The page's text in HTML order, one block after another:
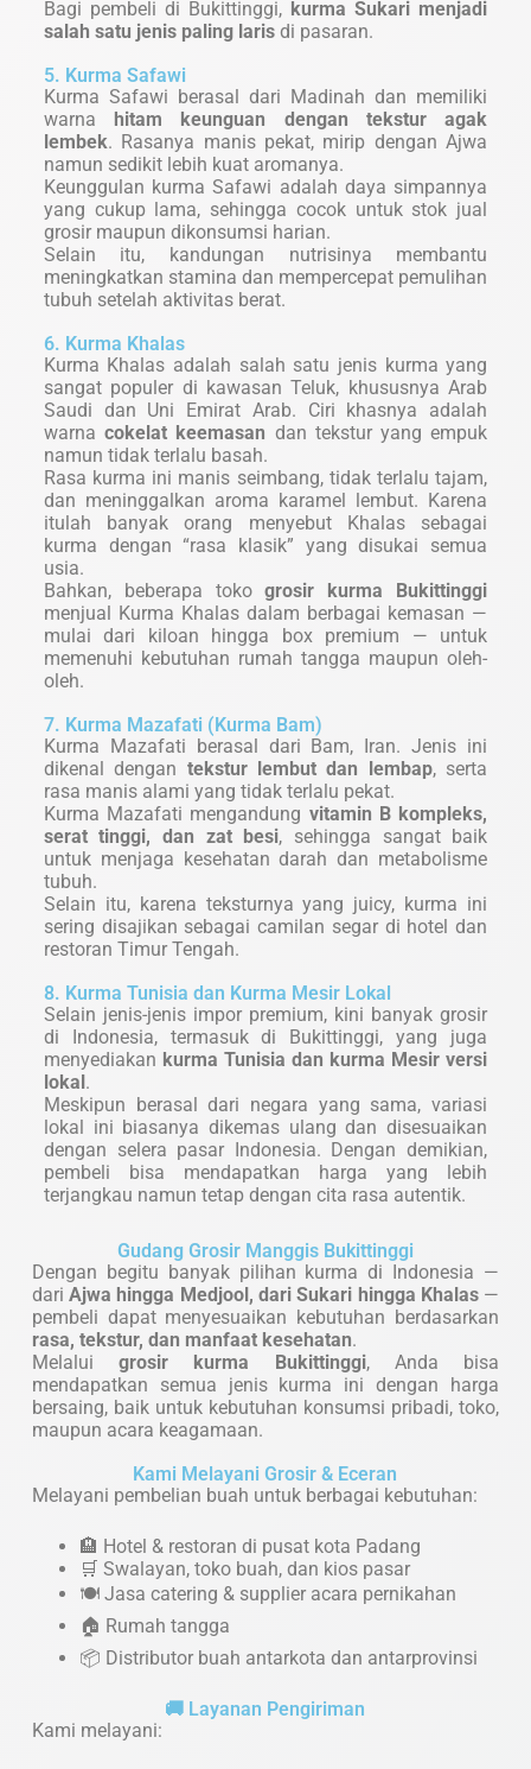
Bagi pembeli di Bukittinggi, kurma Sukari menjadi
salah satu jenis paling larisdi pasaran.
5. Kurma Safawi
Kurma Safawi berasal dari Madinah dan memiliki
warna
hitam keunguan dengan tekstur agak
lembek. Rasanya manis pekat, mirip dengan Ajwa
namun sedikit lebih kuat aromanya.
Keunggulan kurma Safawi adalah daya simpannya
yang cukup lama, sehingga cocok untuk stok jual
grosir maupun dikonsumsi harian.
Selain itu, kandungan nutrisinya membantu
meningkatkan stamina dan mempercepat pemulihan
tubuh setelah aktivitas berat.
6. Kurma Khalas
Kurma Khalas adalah salah satu jenis kurma yang
sangat populer di kawasan Teluk, khususnya Arab
Saudi dan Uni Emirat Arab. Ciri khasnya adalah
warnacokelat keemasan dan tekstur yang empuk
namun tidak terlalu basah.
Rasa kurma ini manis seimbang, tidak terlalu tajam,
dan meninggalkan aroma karamel lembut. Karena
itulah banyak orang menyebut Khalas sebagai
kurma dengan “rasa klasik” yang disukai semua
usia.
Bahkan, beberapa tokogrosir kurma Bukittinggi
menjual Kurma Khalas dalam berbagai kemasan —
mulai dari kiloan hingga box premium — untuk
memenuhi kebutuhan rumah tangga maupun oleh-
oleh.
7. Kurma Mazafati (Kurma Bam)
Kurma Mazafati berasal dari Bam, Iran. Jenis ini
dikenal dengan tekstur lembut dan lembap, serta
rasa manis alami yang tidak terlalu pekat.
Kurma Mazafati mengandung vitamin B kompleks,
serat tinggi, dan zat besi, sehingga sangat baik
untuk menjaga kesehatan darah dan metabolisme
tubuh.
Selain itu, karena teksturnya yang juicy, kurma ini
sering disajikan sebagai camilan segar di hotel dan
restoran Timur Tengah.
8. Kurma Tunisia dan Kurma Mesir Lokal
Selain jenis-jenis impor premium, kini banyak grosir
di Indonesia, termasuk di Bukittinggi, yang juga
menyediakan kurma Tunisia dan kurma Mesir versi
lokal .
Meskipun berasal dari negara yang sama, variasi
lokal ini biasanya dikemas ulang dan disesuaikan
dengan selera pasar Indonesia. Dengan demikian,
pembeli bisa mendapatkan harga yang lebih
terjangkau namun tetap dengan cita rasa autentik.
Gudang Grosir Manggis Bukittinggi
Dengan begitu banyak pilihan kurma di Indonesia —
dariAjwa hingga Medjool, dari Sukari hingga Khalas—
pembeli dapat menyesuaikan kebutuhan berdasarkan
rasa, tekstur, dan manfaat kesehatan.
Melaluigrosir kurma Bukittinggi, Anda bisa
mendapatkan semua jenis kurma ini dengan harga
bersaing, baik untuk kebutuhan konsumsi pribadi, toko,
maupun acara keagamaan.
Kami Melayani Grosir & Eceran
Melayani pembelian buah untuk berbagai kebutuhan:
🏨 Hotel & restoran di pusat kota Padang
🛒 Swalayan, toko buah, dan kios pasar
🍽️ Jasa catering & supplier acara pernikahan
🏠 Rumah tangga
📦 Distributor buah antarkota dan antarprovinsi
🚚 Layanan Pengiriman
Kami melayani: